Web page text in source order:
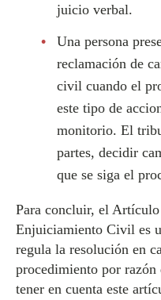
juicio verbal.
Una persona
reclamación de
civil cuando el
este tipo de
monitorio. El
partes, decidir
que se siga el
Para concluir, el
Enjuiciamiento Civil es
regula la resolución en
procedimiento por
tener en cuenta este